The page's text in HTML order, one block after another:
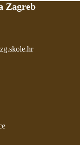
Zagreb